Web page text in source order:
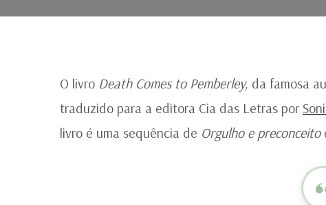
O livro Death Comes to Pemberley, da famosa
traduzido para a editora Cia das Letras por
livro é uma sequência de Orgulho e preconceito